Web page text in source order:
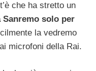
che ha stretto un
Sanremo solo per
la vedremo
microfoni della Rai.